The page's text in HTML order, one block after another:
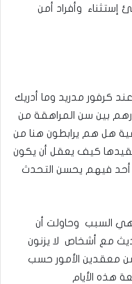
وأفراد أمن
كرفور مدريد وما أدريك
بين سن المراهقة من
هل هم يرابطون هنا من
كيف يعقل أن يكون
أحد فيهم يحسن التحدث
هي السبب وحاولت أن
مع أشخاص لا يزنون
معقدين الأمور حسب
هذه الأيام